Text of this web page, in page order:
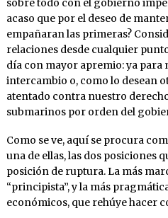
sobre todo con el gobierno
acaso que por el deseo de
empañaran las primeras?
relaciones desde cualquier
día con mayor apremio: ya
intercambio o, como lo desean
atentado contra nuestro
submarinos por orden del
Como se ve, aquí se procura
una de ellas, las dos posiciones
posición de ruptura. La más
“principista”, y la más
económicos, que rehúye hacer